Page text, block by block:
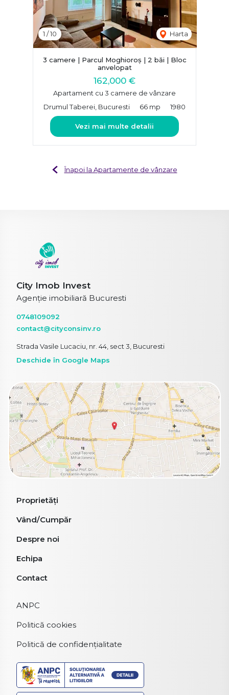
1 /10 Harta
3 camere | Parcul Moghioroș | 2 băi | Bloc
anvelopat
162,000 €
Apartament cu 3 camere de vânzare
Drumul Taberei, Bucuresti
66 mp 1980
Vezi mai multe detalii
Înapoi la Apartamente de vânzare
City Imob Invest
Agenție imobiliară Bucuresti
0748109092
contact@cityconsinv.ro
Strada Vasile Lucaciu, nr. 44, sect 3, Bucuresti
Deschide în Google Maps
Proprietăți
Vând/Cumpăr
Despre noi
Echipa
Contact
ANPC
Politică cookies
Politică de confidențialitate